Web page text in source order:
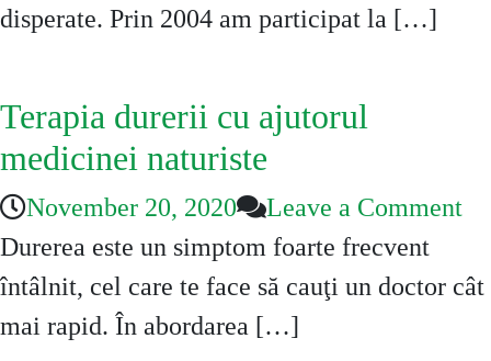
disperate. Prin 2004 am participat la […]
Terapia durerii cu ajutorul
medicinei naturiste
November 20, 2020 Leave a Commenton
Durerea este un simptom foarte frecvent
întâlnit, cel care te face să cauţi un doctor cât
mai rapid. În abordarea […]